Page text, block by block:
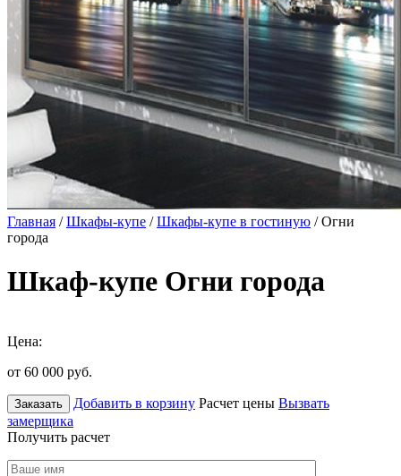
Главная /Шкафы-купе /Шкафы-купе в гостиную / Огни
города
Шкаф-купе Огни города
Цена:
от 60 000 руб.
Заказать Добавить в корзину Расчет цены Вызвать
замерщика
Получить расчет